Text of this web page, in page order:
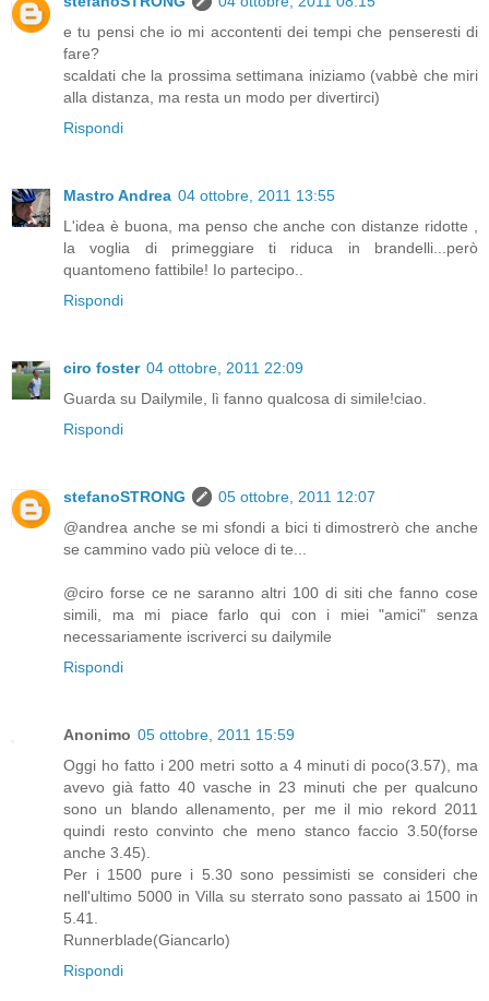
e tu pensi che io mi accontenti dei tempi che penseresti di
fare?
scaldati che la prossima settimana iniziamo (vabbè che miri
alla distanza, ma resta un modo per divertirci)
Rispondi
Mastro Andrea 04 ottobre, 2011 13:55
L'idea è buona, ma penso che anche con distanze ridotte ,
la voglia di primeggiare ti riduca in brandelli...però
quantomeno fattibile! Io partecipo..
Rispondi
ciro foster 04 ottobre, 2011 22:09
Guarda su Dailymile, lì fanno qualcosa di simile!ciao.
Rispondi
stefanoSTRONG
05 ottobre, 2011 12:07
@andrea anche se mi sfondi a bici ti dimostrerò che anche
se cammino vado più veloce di te...
@ciro forse ce ne saranno altri 100 di siti che fanno cose
simili, ma mi piace farlo qui con i miei "amici" senza
necessariamente iscriverci su dailymile
Rispondi
Anonimo 05 ottobre, 2011 15:59
Oggi ho fatto i 200 metri sotto a 4 minuti di poco(3.57), ma
avevo già fatto 40 vasche in 23 minuti che per qualcuno
sono un blando allenamento, per me il mio rekord 2011
quindi resto convinto che meno stanco faccio 3.50(forse
anche 3.45).
Per i 1500 pure i 5.30 sono pessimisti se consideri che
nell'ultimo 5000 in Villa su sterrato sono passato ai 1500 in
5.41.
Runnerblade(Giancarlo)
Rispondi